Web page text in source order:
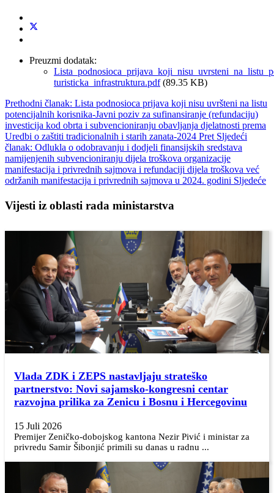
Preuzmi dodatak:
turisticka_infrastruktura.pdf(89.35 KB)
Prethodni članak: Lista podnosioca prijava koji nisu uvršteni na listu
potencijalnih korisnika-Javni poziv za sufinansiranje (refundaciju)
investicija kod obrta i subvencioniranju obavljanja djelatnosti prema
Uredbi o zaštiti tradicionalnih i starih zanata-2024 Pret Sljedeći
članak: Odlukla o odobravanju i dodjeli finansijskih sredstava
namijenjenih subvencioniranju dijela troškova organizacije
manifestacija i privrednih sajmova i refundaciji dijela troškova već
održanih manifestacija i privrednih sajmova u 2024. godini Sljedeće
Vijesti iz oblasti rada ministarstva
Vlada ZDK i ZEPS nastavljaju strateško
partnerstvo: Novi sajamsko-kongresni centar
razvojna prilika za Zenicu i Bosnu i Hercegovinu
15 Juli 2026
Premijer Zeničko-dobojskog kantona Nezir Pivić i ministar za
privredu Samir Šibonjić primili su danas u radnu ...